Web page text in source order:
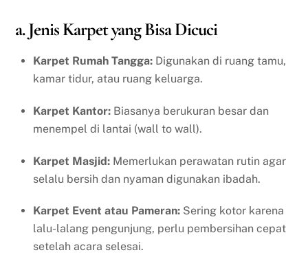
a. Jenis Karpet yang Bisa Dicuci
Karpet Rumah Tangga: Digunakan di ruang tamu,
kamar tidur, atau ruang keluarga.
Karpet Kantor: Biasanya berukuran besar dan
menempel di lantai (wall to wall).
Karpet Masjid: Memerlukan perawatan rutin agar
selalu bersih dan nyaman digunakan ibadah.
Karpet Event atau Pameran: Sering kotor karena
lalu-lalang pengunjung, perlu pembersihan cepat
setelah acara selesai.